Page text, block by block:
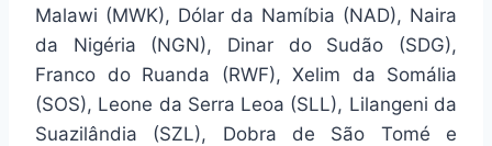
Malawi (MWK), Dólar da Namíbia (NAD), Naira
da Nigéria (NGN), Dinar do Sudão (SDG),
Franco do Ruanda (RWF), Xelim da Somália
(SOS), Leone da Serra Leoa (SLL), Lilangeni da
Suazilândia (SZL), Dobra de São Tomé e